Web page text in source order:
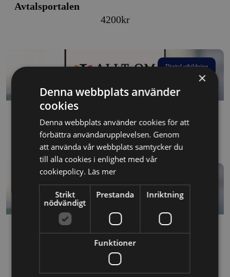
Avtalsportalen
4200kr
Digital utbildning
Avtalsportalen
450kr – 4200krPrice
range:
450kr
4200kr
Avtalsanalys 7+ sidor
×
Denna webbplats använder
cookies
Denna webbplats använder cookies för att
förbättra användarupplevelsen. Genom
att använda vår webbplats samtycker du
till alla cookies i enlighet med vår
cookiepolicy. Läs mer
Strikt
nödvändigt
Prestanda Inriktning
Funktioner